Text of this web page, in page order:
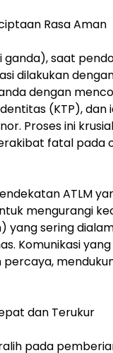
Rasa Aman
saat
dilakukan
dengan
(KTP), dan
Proses ini
fatal pada
ATLM
mengurangi
yang sering
Komunikasi
dan Terukur
pada